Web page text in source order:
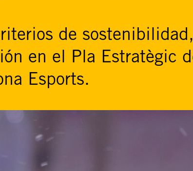
de sostenibilidad,
en el Pla Estratègic
Esports.